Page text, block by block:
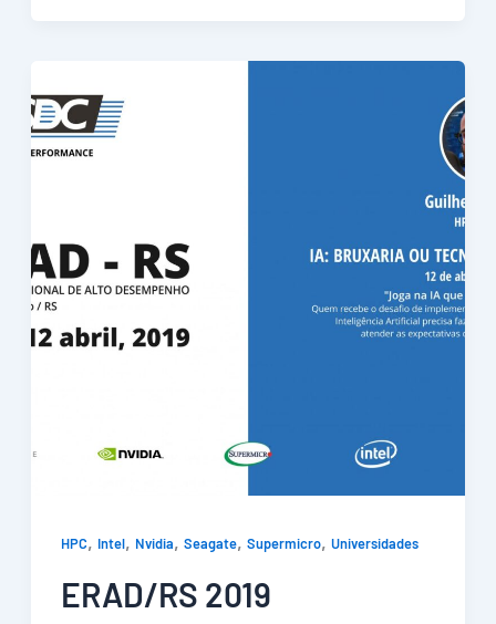
HPC, Intel, Nvidia, Seagate, Supermicro, Universidades
ERAD/RS 2019